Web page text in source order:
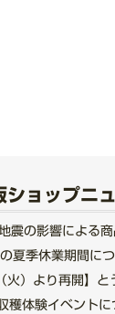
ョップニ
震の影響による
夏季休業期間につ
）より再開】と
穫体験イベント